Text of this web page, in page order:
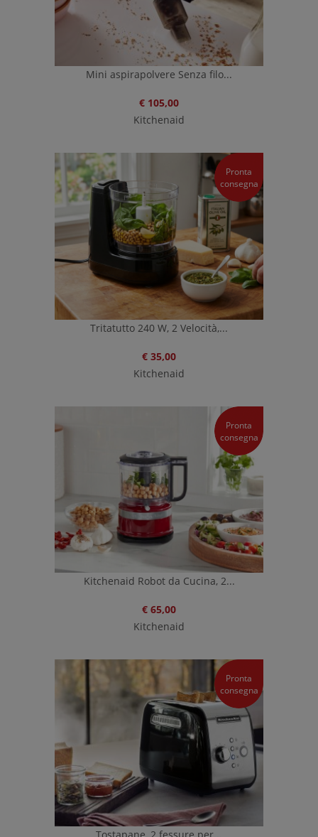
Mini aspirapolvere Senza filo...
€ 105,00
Kitchenaid
Pronta
consegna
Tritatutto 240 W, 2 Velocità,...
€ 35,00
Kitchenaid
Pronta
consegna
Kitchenaid Robot da Cucina, 2...
€ 65,00
Kitchenaid
Pronta
consegna